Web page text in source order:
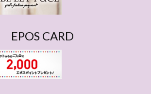
EPOS CARD